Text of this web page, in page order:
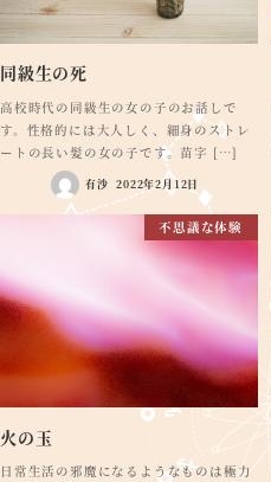
同級生の死
高校時代の同級生の女の子のお話しで
す。性格的には大人しく、細身のストレ
ートの長い髪の女の子です。苗字 […]
有沙 2022年2月12日
不思議な体験
火の玉
日常生活の邪魔になるようなものは極力